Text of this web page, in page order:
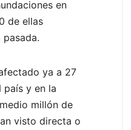
en
de ellas
ya a 27
y en la
millón de
visto directa o